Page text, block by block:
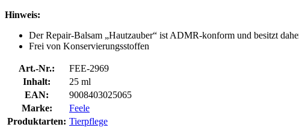
Hinweis:
Der Repair-Balsam „Hautzauber“ ist ADMR-konform und besitzt
Frei von Konservierungsstoffen
Art.-Nr.:
FEE-2969
Inhalt:
25 ml
EAN:
9008403025065
Marke:
Feele
Produktarten: Tierpflege